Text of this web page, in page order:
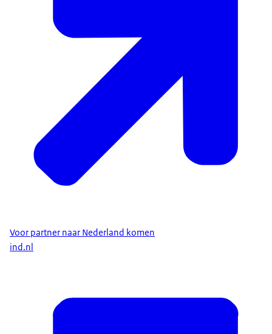
Voor partner naar Nederland komen
ind.nl